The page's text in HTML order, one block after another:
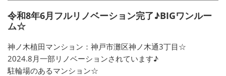
令和8年6月フルリノベーション完了♪BIGワンルー
ム☆
神ノ木植田マンション：神戸市灘区神ノ木通3丁目☆
2024.8月一部リノベーションされています♪
駐輪場のあるマンション☆